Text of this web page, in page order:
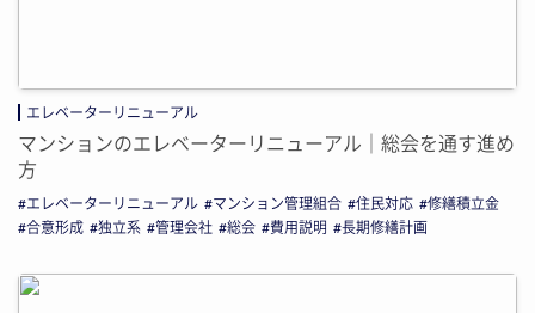
エレベーターリニューアル
マンションのエレベーターリニューアル｜総会を通す進め
方
エレベーターリニューアル マンション管理組合 住民対応
修繕積立金
合意形成
独立系 管理会社 総会 費用説明 長期修繕計画